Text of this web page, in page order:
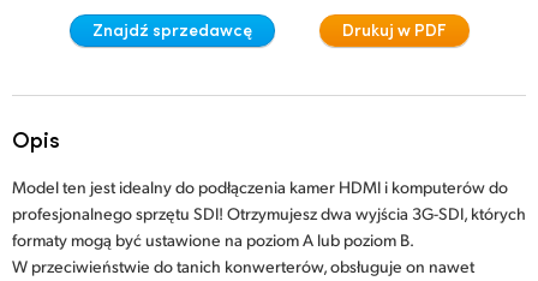
Finland
France
Hong Kong SAR, China
India
Znajdź sprzedawcę Drukuj w PDF
Opis
Model ten jest idealny do podłączenia kamer HDMI i komputerów do
profesjonalnego sprzętu SDI! Otrzymujesz dwa wyjścia 3G-SDI, których
formaty mogą być ustawione na poziom A lub poziom B.
W przeciwieństwie do tanich konwerterów, obsługuje on nawet